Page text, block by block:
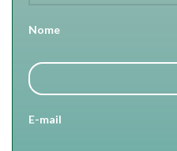
Nome
E-mail